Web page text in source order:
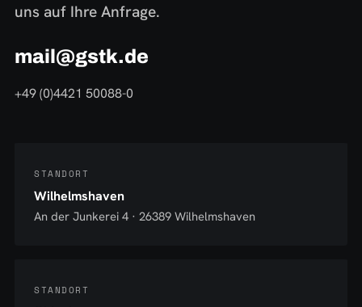
uns auf Ihre Anfrage.
mail@gstk.de
+49 (0)4421 50088-0
STANDORT
Wilhelmshaven
An der Junkerei 4 · 26389 Wilhelmshaven
STANDORT